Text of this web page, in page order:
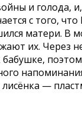
и голода,
с того,
матери. В
их. Через
—